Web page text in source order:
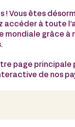
! Vous êtes
accéder à toute
mondiale grâce à
page principale
de nos